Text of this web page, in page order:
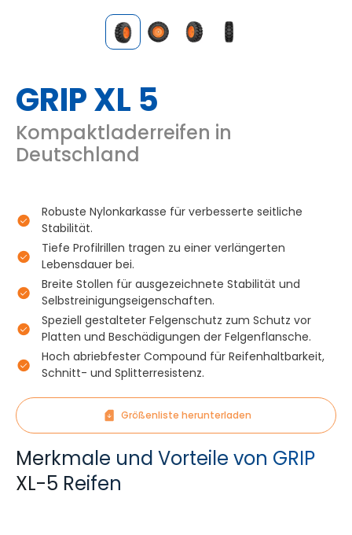
GRIP XL 5
Kompaktladerreifen in
Deutschland
Robuste Nylonkarkasse für verbesserte seitliche
Stabilität.
Tiefe Profilrillen tragen zu einer verlängerten
Lebensdauer bei.
Breite Stollen für ausgezeichnete Stabilität und
Selbstreinigungseigenschaften.
Speziell gestalteter Felgenschutz zum Schutz vor
Platten und Beschädigungen der Felgenflansche.
Hoch abriebfester Compound für Reifenhaltbarkeit,
Schnitt- und Splitterresistenz.
Größenliste herunterladen
Merkmale und Vorteile von GRIP
XL-5 Reifen